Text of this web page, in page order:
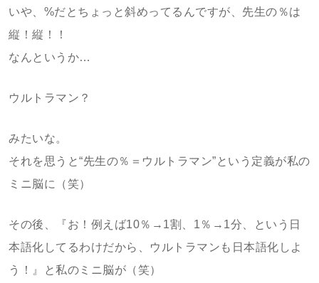
いや、%だとちょっと斜めってるんですが、先生の％は
縦！縦！！
なんというか…
ウルトラマン？
みたいな。
それを思うと“先生の％＝ウルトラマン”という定義が私の
ミニ脳に（笑）
その後、『お！例えば10％→1割、1％→1分、という日
本語化してるわけだから、ウルトラマンも日本語化しよ
う！』と私のミニ脳が（笑）